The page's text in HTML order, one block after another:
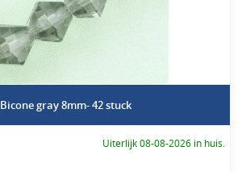
Bicone gray 8mm- 42 stuck
Uiterlijk 08-08-2026 in huis.